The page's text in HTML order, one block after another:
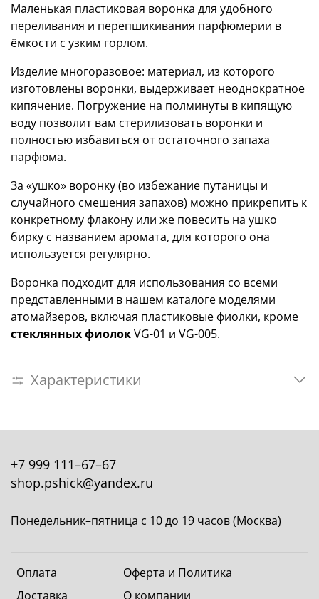
Маленькая пластиковая воронка для удобного
переливания и перепшикивания парфюмерии в
ёмкости с узким горлом.
Изделие многоразовое: материал, из которого
изготовлены воронки, выдерживает неоднократное
кипячение. Погружение на полминуты в кипящую
воду позволит вам стерилизовать воронки и
полностью избавиться от остаточного запаха
парфюма.
За «ушко» воронку (во избежание путаницы и
случайного смешения запахов) можно прикрепить к
конкретному флакону или же повесить на ушко
бирку с названием аромата, для которого она
используется регулярно.
Воронка подходит для использования со всеми
представленными в нашем каталоге моделями
атомайзеров, включая пластиковые фиолки, кроме
стеклянных фиолокVG-01 и VG-005.
Характеристики
Оплата
Доставка
Оферта и Политика
О компании
+7 999 111–67–67
shop.pshick@yandex.ru
Понедельник–пятница с 10 до 19 часов (Москва)